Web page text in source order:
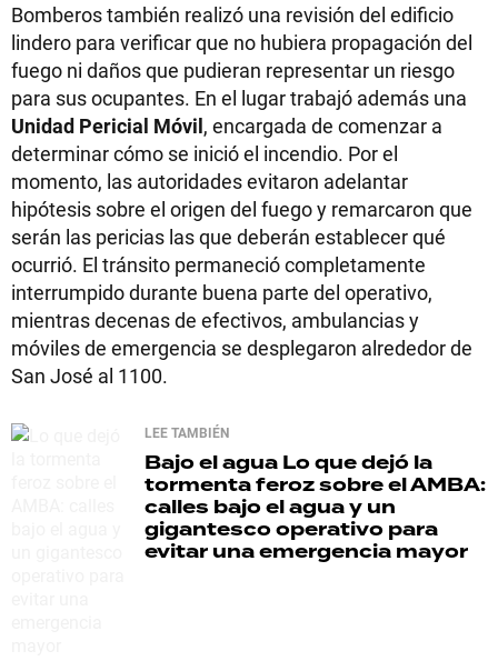
Bomberos también realizó una revisión del edificio
lindero para verificar que no hubiera propagación del
fuego ni daños que pudieran representar un riesgo
para sus ocupantes. En el lugar trabajó además una
Unidad Pericial Móvil, encargada de comenzar a
determinar cómo se inició el incendio. Por el
momento, las autoridades evitaron adelantar
hipótesis sobre el origen del fuego y remarcaron que
serán las pericias las que deberán establecer qué
ocurrió. El tránsito permaneció completamente
interrumpido durante buena parte del operativo,
mientras decenas de efectivos, ambulancias y
móviles de emergencia se desplegaron alrededor de
San José al 1100.
LEE TAMBIÉN
Bajo el agua Lo que dejó la
tormenta feroz sobre el AMBA:
calles bajo el agua y un
gigantesco operativo para
evitar una emergencia mayor